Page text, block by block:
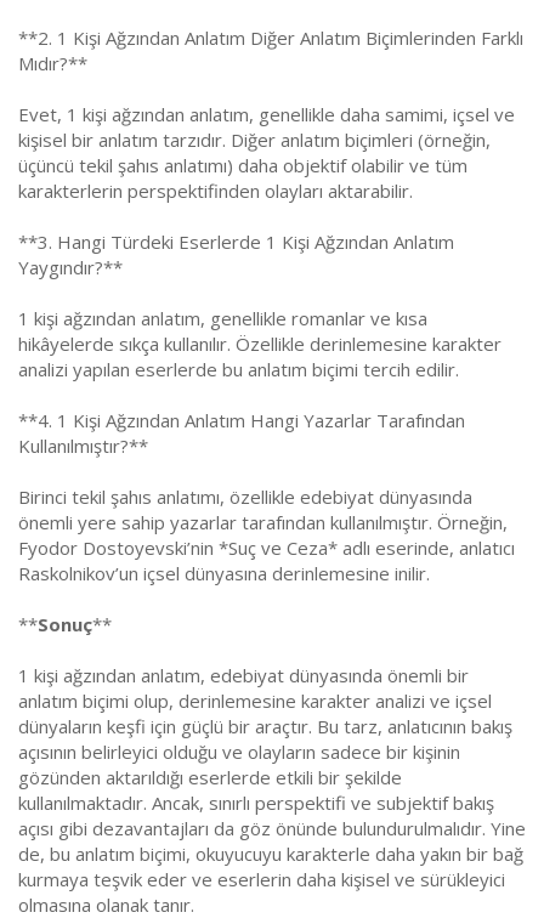
**2. 1 Kişi Ağzından Anlatım Diğer Anlatım Biçimlerinden Farklı
Mıdır?**
Evet, 1 kişi ağzından anlatım, genellikle daha samimi, içsel ve
kişisel bir anlatım tarzıdır. Diğer anlatım biçimleri (örneğin,
üçüncü tekil şahıs anlatımı) daha objektif olabilir ve tüm
karakterlerin perspektifinden olayları aktarabilir.
**3. Hangi Türdeki Eserlerde 1 Kişi Ağzından Anlatım
Yaygındır?**
1 kişi ağzından anlatım, genellikle romanlar ve kısa
hikâyelerde sıkça kullanılır. Özellikle derinlemesine karakter
analizi yapılan eserlerde bu anlatım biçimi tercih edilir.
**4. 1 Kişi Ağzından Anlatım Hangi Yazarlar Tarafından
Kullanılmıştır?**
Birinci tekil şahıs anlatımı, özellikle edebiyat dünyasında
önemli yere sahip yazarlar tarafından kullanılmıştır. Örneğin,
Fyodor Dostoyevski’nin *Suç ve Ceza* adlı eserinde, anlatıcı
Raskolnikov’un içsel dünyasına derinlemesine inilir.
**Sonuç**
1 kişi ağzından anlatım, edebiyat dünyasında önemli bir
anlatım biçimi olup, derinlemesine karakter analizi ve içsel
dünyaların keşfi için güçlü bir araçtır. Bu tarz, anlatıcının bakış
açısının belirleyici olduğu ve olayların sadece bir kişinin
gözünden aktarıldığı eserlerde etkili bir şekilde
kullanılmaktadır. Ancak, sınırlı perspektifi ve subjektif bakış
açısı gibi dezavantajları da göz önünde bulundurulmalıdır. Yine
de, bu anlatım biçimi, okuyucuyu karakterle daha yakın bir bağ
kurmaya teşvik eder ve eserlerin daha kişisel ve sürükleyici
olmasına olanak tanır.